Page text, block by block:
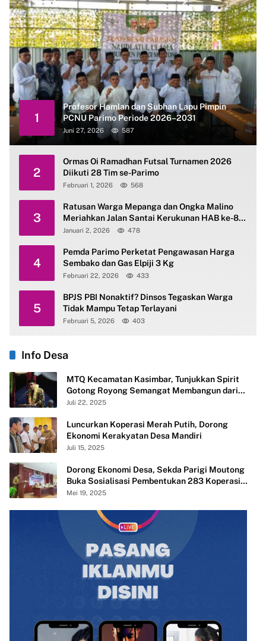
1
Profesor Hamlan dan Subhan Lapu Pimpin
PCNU Parimo Periode 2026–2031
Juni 27, 2026 587
2
Ormas Oi Ramadhan Futsal Turnamen 2026
Diikuti 28 Tim se-Parimo
Februari 1, 2026 568
3
Ratusan Warga Mepanga dan Ongka Malino
Meriahkan Jalan Santai Kerukunan HAB ke-80
Kemenag Parimo
Januari 2, 2026 478
4
Pemda Parimo Perketat Pengawasan Harga
Sembako dan Gas Elpiji 3 Kg
Februari 22, 2026 433
5
BPJS PBI Nonaktif? Dinsos Tegaskan Warga
Tidak Mampu Tetap Terlayani
Februari 5, 2026 403
Info Desa
MTQ Kecamatan Kasimbar, Tunjukkan Spirit
Gotong Royong Semangat Membangun dari
Desa
Juli 22, 2025
Luncurkan Koperasi Merah Putih, Dorong
Ekonomi Kerakyatan Desa Mandiri
Juli 15, 2025
Dorong Ekonomi Desa, Sekda Parigi Moutong
Buka Sosialisasi Pembentukan 283 Koperasi
Merah Putih
Mei 19, 2025